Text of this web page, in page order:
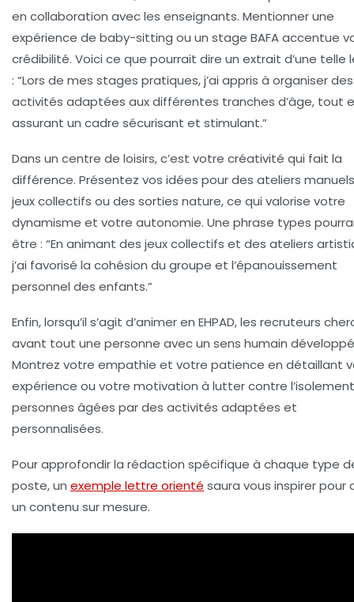
en collaboration avec les enseignants. Mentionner une
expérience de baby-sitting ou un stage BAFA accentue
crédibilité. Voici ce que pourrait dire un extrait d’une telle
: “Lors de mes stages pratiques, j’ai appris à organiser des
activités adaptées aux différentes tranches d’âge, tout
assurant un cadre sécurisant et stimulant.”
Dans un centre de loisirs, c’est votre créativité qui fait la
différence. Présentez vos idées pour des ateliers
jeux collectifs ou des sorties nature, ce qui valorise votre
dynamisme et votre autonomie. Une phrase types
être : “En animant des jeux collectifs et des ateliers
j’ai favorisé la cohésion du groupe et l’épanouissement
personnel des enfants.”
Enfin, lorsqu’il s’agit d’animer en EHPAD, les recruteurs
avant tout une personne avec un sens humain
Montrez votre empathie et votre patience en détaillant
expérience ou votre motivation à lutter contre
personnes âgées par des activités adaptées et
personnalisées.
Pour approfondir la rédaction spécifique à chaque type
poste, un exemple lettre orienté saura vous inspirer pour
un contenu sur mesure.